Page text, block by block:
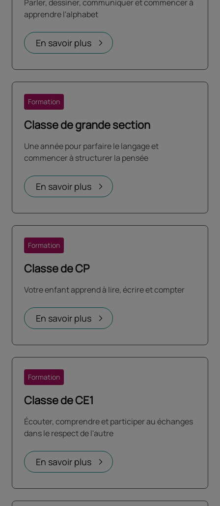
Parler, dessiner, communiquer et commencer à
apprendre l'alphabet
En savoir plus
Classe de grande section
Formation
Une année pour parfaire le langage et
commencer à structurer la pensée
En savoir plus
Classe de CP
Formation
Votre enfant apprend à lire, écrire et compter
En savoir plus
Classe de CE1
Formation
Écouter, comprendre et participer au échanges
dans le respect de l'autre
En savoir plus